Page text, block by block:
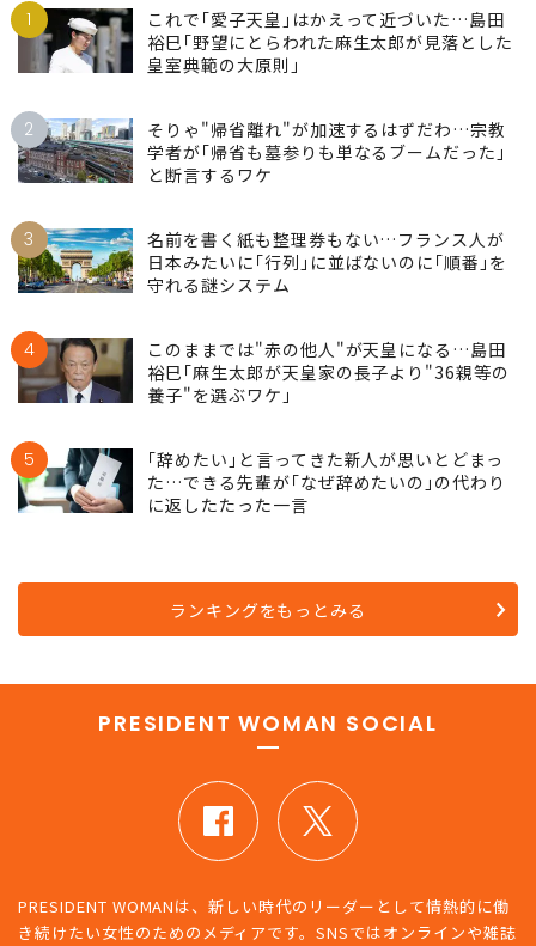
1
これで｢愛子天皇｣はかえって近づいた…島田
裕巳｢野望にとらわれた麻生太郎が見落とした
皇室典範の大原則｣
2
そりゃ"帰省離れ"が加速するはずだわ…宗教
学者が｢帰省も墓参りも単なるブームだった｣
と断言するワケ
3
名前を書く紙も整理券もない…フランス人が
日本みたいに｢行列｣に並ばないのに｢順番｣を
守れる謎システム
4
このままでは"赤の他人"が天皇になる…島田
裕巳｢麻生太郎が天皇家の長子より"36親等の
養子"を選ぶワケ｣
5
｢辞めたい｣と言ってきた新人が思いとどまっ
た…できる先輩が｢なぜ辞めたいの｣の代わり
に返したたった一言
ランキングをもっとみる
PRESIDENT WOMAN SOCIAL
PRESIDENT WOMANは、新しい時代のリーダーとして情熱的に働
き続けたい女性のためのメディアです。SNSではオンラインや雑誌